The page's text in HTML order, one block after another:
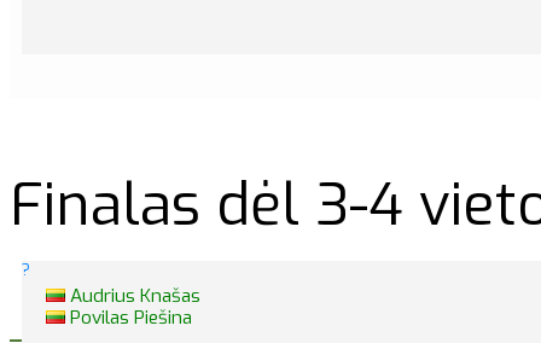
Finalas dėl 3-4
?
Audrius Knašas
Povilas Piešina